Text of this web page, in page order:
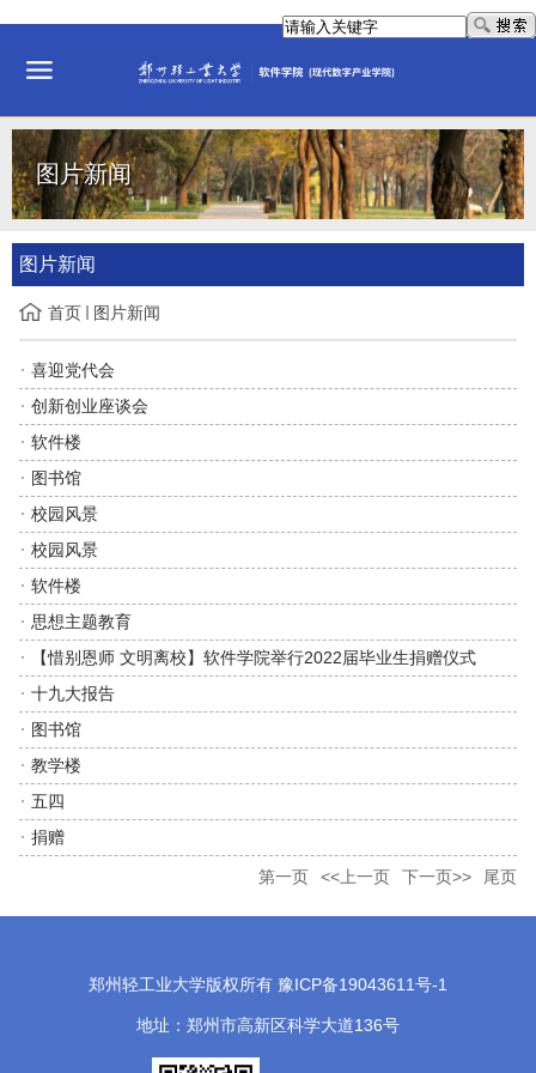
图片新闻
图片新闻
首页 图片新闻
喜迎党代会
创新创业座谈会
软件楼
图书馆
校园风景
校园风景
软件楼
思想主题教育
【惜别恩师 文明离校】软件学院举行2022届毕业生捐赠仪式
十九大报告
图书馆
教学楼
五四
捐赠
第一页 <<上一页 下一页>> 尾页
郑州轻工业大学版权所有 豫ICP备19043611号-1
地址：郑州市高新区科学大道136号